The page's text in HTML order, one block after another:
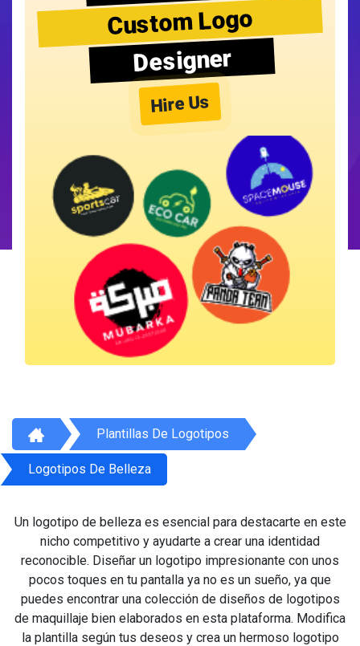
Custom Logo
Designer
Hire Us
Plantillas De Logotipos
Logotipos De Belleza
Un logotipo de belleza es esencial para destacarte en este
nicho competitivo y ayudarte a crear una identidad
reconocible. Diseñar un logotipo impresionante con unos
pocos toques en tu pantalla ya no es un sueño, ya que
puedes encontrar una colección de diseños de logotipos
de maquillaje bien elaborados en esta plataforma. Modifica
la plantilla según tus deseos y crea un hermoso logotipo